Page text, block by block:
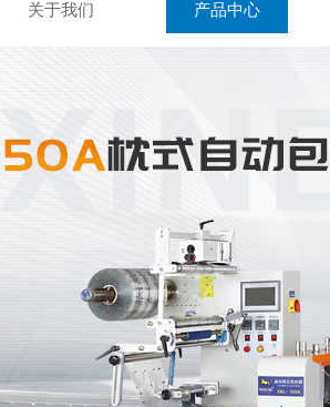
关于我们 产品中心